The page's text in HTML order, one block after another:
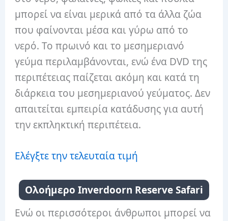
μπορεί να είναι μερικά από τα άλλα ζώα
που φαίνονται μέσα και γύρω από το
νερό. Το πρωινό και το μεσημεριανό
γεύμα περιλαμβάνονται, ενώ ένα DVD της
περιπέτειας παίζεται ακόμη και κατά τη
διάρκεια του μεσημεριανού γεύματος. Δεν
απαιτείται εμπειρία κατάδυσης για αυτή
την εκπληκτική περιπέτεια.
Ελέγξτε την τελευταία τιμή
Ολοήμερο Inverdoorn Reserve Safari
Ενώ οι περισσότεροι άνθρωποι μπορεί να